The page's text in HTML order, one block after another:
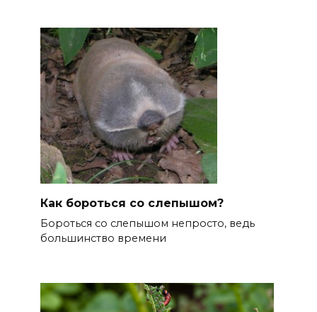
Как бороться со слепышом?
Бороться со слепышом непросто, ведь
большинство времени